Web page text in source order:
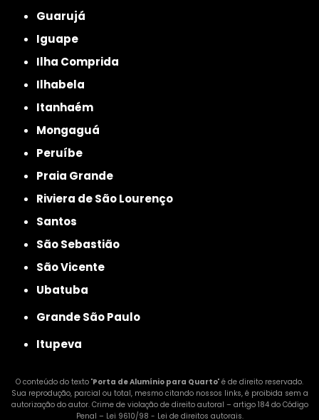
Guarujá
Iguape
Ilha Comprida
Ilhabela
Itanhaém
Mongaguá
Peruíbe
Praia Grande
Riviera de São Lourenço
Santos
São Sebastião
São Vicente
Ubatuba
Grande São Paulo
Itupeva
O conteúdo do texto "Porta de Alumínio para Quarto" é de direito reservado.
Sua reprodução, parcial ou total, mesmo citando nossos links, é proibida sem a
autorização do autor. Crime de violação de direito autoral – artigo 184 do Código
Penal – Lei 9610/98 - Lei de direitos autorais.